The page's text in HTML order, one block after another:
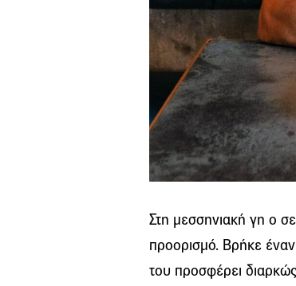
Στη μεσσηνιακή γη ο
προορισμό. Βρήκε
του προσφέρει